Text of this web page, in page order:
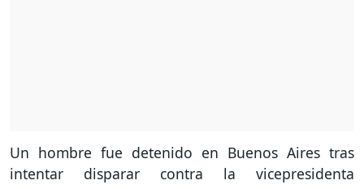
Un hombre fue detenido en Buenos Aires tras
intentar disparar contra la vicepresidenta